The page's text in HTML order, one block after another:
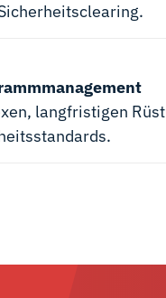
langfristigen